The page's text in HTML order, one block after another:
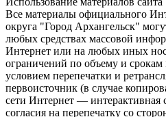
Все материалы официального
округа "Город Архангельск"
любых средствах массовой
Интернет или на любых иных
ограничений по объему и
условием перепечатки и
первоисточник (в случае
сети Интернет — интерактивная
согласия на перепечатку со